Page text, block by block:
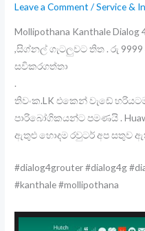
Leave a Comment /Service &
Mollipothana Kanthale
,සිග්නල් ගැටලුවට තිත . රු 9999
සවිකරගත්තා
.
තිවංක.LK එකෙන් වැඩේ
පාරිබෝගිකයන්ට පමණයි .
ඇතුළු හොදම රවුටර් අප සතුව
#dialog4grouter #dialog4g
#kanthale #mollipothana